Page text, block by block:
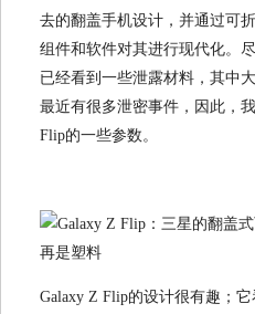
去的翻盖手机设计，并通过可
组件和软件对其进行现代化。
已经看到一些泄露材料，其中
最近有很多泄密事件，因此，
Flip的一些参数。
Galaxy Z Flip的设计很有趣；